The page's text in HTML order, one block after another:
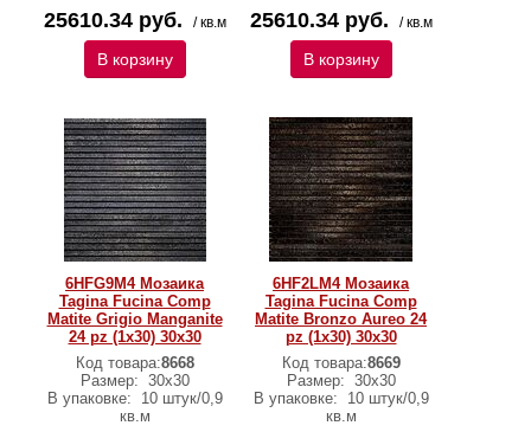
25610.34 руб. / кв.м
В корзину
25610.34 руб. / кв.м
В корзину
6HFG9M4 Мозаика
Tagina Fucina Comp
Matite Grigio Manganite
24 pz (1x30) 30x30
Код товара:8668
Размер: 30x30
В упаковке:
10 штук/0,9
кв.м
6HF2LM4 Мозаика
Tagina Fucina Comp
Matite Bronzo Aureo 24
pz (1x30) 30x30
Код товара:8669
Размер: 30x30
В упаковке:
10 штук/0,9
кв.м